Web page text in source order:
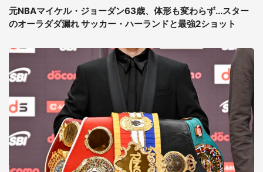
元NBAマイケル・ジョーダン63歳、体形も変わらず...スター
のオーラダダ漏れ サッカー・ハーランドと最強2ショット